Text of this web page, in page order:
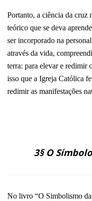
Portanto, a ciência da cruz
teórico que se deva
ser incorporado na
através da vida,
terra: para elevar e redimir
isso que a Igreja Católica
redimir as manifestações
3§ O Símbolo
No livro “O Simbolismo